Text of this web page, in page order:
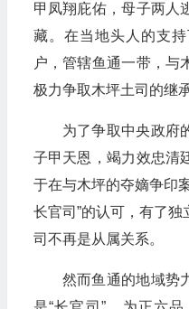
甲凤翔庇佑，母子两人
藏。在当地头人的支
户，管辖鱼通一带，与
极力争取木坪土司的继承
为了争取中央政府
子甲天恩，竭力效忠清
于在与木坪的夺嫡争印
长官司”的认可，有了
司不再是从属关系。
然而鱼通的地域势